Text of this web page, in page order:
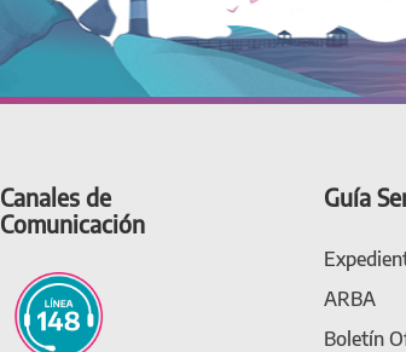
Canales de
Comunicación
Guía
ARBA
Boletín